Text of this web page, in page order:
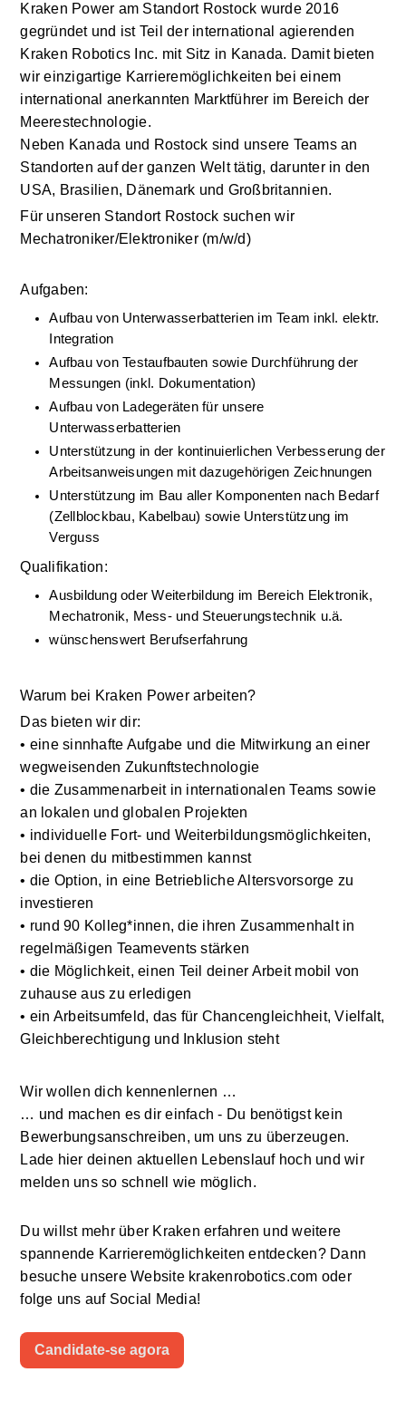
Kraken Power am Standort Rostock wurde 2016
gegründet und ist Teil der international agierenden
Kraken Robotics Inc. mit Sitz in Kanada. Damit bieten
wir einzigartige Karrieremöglichkeiten bei einem
international anerkannten Marktführer im Bereich der
Meerestechnologie.
Neben Kanada und Rostock sind unsere Teams an
Standorten auf der ganzen Welt tätig, darunter in den
USA, Brasilien, Dänemark und Großbritannien.
Für unseren Standort Rostock suchen wir
Mechatroniker/Elektroniker (m/w/d)
Aufgaben:
Aufbau von Unterwasserbatterien im Team inkl. elektr.
Integration
Aufbau von Testaufbauten sowie Durchführung der
Messungen (inkl. Dokumentation)
Aufbau von Ladegeräten für unsere
Unterwasserbatterien
Unterstützung in der kontinuierlichen Verbesserung der
Arbeitsanweisungen mit dazugehörigen Zeichnungen
Unterstützung im Bau aller Komponenten nach Bedarf
(Zellblockbau, Kabelbau) sowie Unterstützung im
Verguss
Qualifikation:
Ausbildung oder Weiterbildung im Bereich Elektronik,
Mechatronik, Mess- und Steuerungstechnik u.ä.
wünschenswert Berufserfahrung
Warum bei Kraken Power arbeiten?
Das bieten wir dir:
• eine sinnhafte Aufgabe und die Mitwirkung an einer
wegweisenden Zukunftstechnologie
• die Zusammenarbeit in internationalen Teams sowie
an lokalen und globalen Projekten
• individuelle Fort- und Weiterbildungsmöglichkeiten,
bei denen du mitbestimmen kannst
• die Option, in eine Betriebliche Altersvorsorge zu
investieren
• rund 90 Kolleg*innen, die ihren Zusammenhalt in
regelmäßigen Teamevents stärken
• die Möglichkeit, einen Teil deiner Arbeit mobil von
zuhause aus zu erledigen
• ein Arbeitsumfeld, das für Chancengleichheit, Vielfalt,
Gleichberechtigung und Inklusion steht
Wir wollen dich kennenlernen …
… und machen es dir einfach - Du benötigst kein
Bewerbungsanschreiben, um uns zu überzeugen.
Lade hier deinen aktuellen Lebenslauf hoch und wir
melden uns so schnell wie möglich.
Du willst mehr über Kraken erfahren und weitere
spannende Karrieremöglichkeiten entdecken? Dann
besuche unsere Website krakenrobotics.com oder
folge uns auf Social Media!
Candidate-se agora